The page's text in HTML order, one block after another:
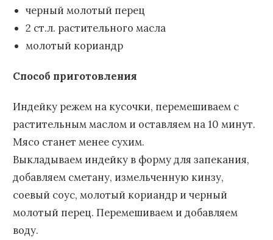
черный молотый перец
2 ст.л. растительного масла
молотый кориандр
Способ приготовления
Индейку режем на кусочки, перемешиваем с
растительным маслом и оставляем на 10 минут.
Мясо станет менее сухим.
Выкладываем индейку в форму для запекания,
добавляем сметану, измельченную кинзу,
соевый соус, молотый кориандр и черный
молотый перец. Перемешиваем и добавляем
воду.